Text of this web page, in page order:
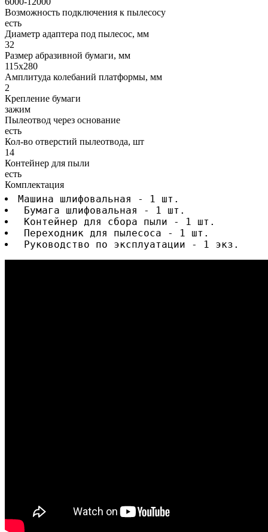
Возможность подключения к пылесосу
есть
Диаметр адаптера под пылесос, мм
32
Размер абразивной бумаги, мм
115х280
Амплитуда колебаний платформы, мм
2
Крепление бумаги
зажим
Пылеотвод через основание
есть
Кол-во отверстий пылеотвода, шт
14
Контейнер для пыли
есть
Комплектация
Машина шлифовальная - 1 шт.
Бумага шлифовальная - 1 шт.
Контейнер для сбора пыли - 1 шт.
Переходник для пылесоса - 1 шт.
Руководство по эксплуатации - 1 экз.